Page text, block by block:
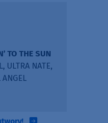
TO THE SUN
ULTRA NATE,